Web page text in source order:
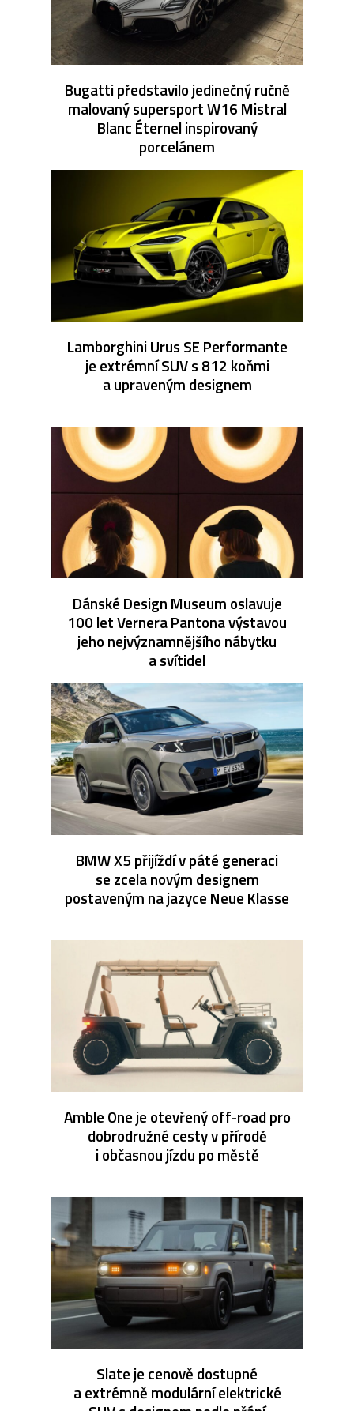
Bugatti představilo jedinečný ručně
malovaný supersport W16 Mistral
Blanc Éternel inspirovaný
porcelánem
Lamborghini Urus SE Performante
je extrémní SUV s 812 koňmi
a upraveným designem
Dánské Design Museum oslavuje
100 let Vernera Pantona výstavou
jeho nejvýznamnějšího nábytku
a svítidel
BMW X5 přijíždí v páté generaci
se zcela novým designem
postaveným na jazyce Neue Klasse
Amble One je otevřený off-road pro
dobrodružné cesty v přírodě
i občasnou jízdu po městě
Slate je cenově dostupné
a extrémně modulární elektrické